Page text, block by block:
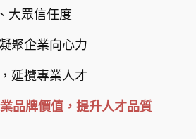
大眾信任度
聚企業向心力
延攬專業人才
品牌價值，提升人才品質